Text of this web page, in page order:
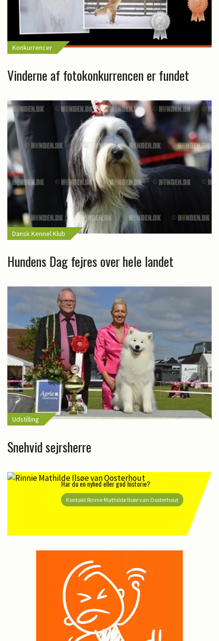
Konkurrencer
Vinderne af fotokonkurrencen er fundet
Dansk Kennel Klub
Hundens Dag fejres over hele landet
Udstilling
Snehvid sejrsherre
Har du en nyhed eller god historie?
Kontakt Rinnie Mathilde Ilsøe van Oosterhout